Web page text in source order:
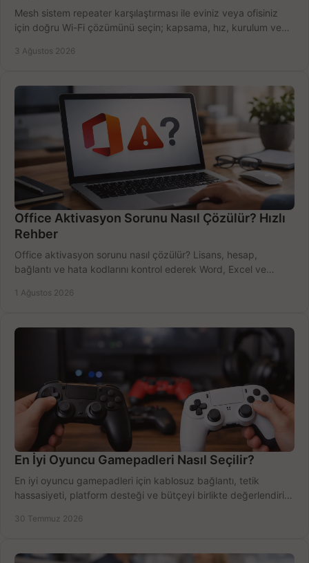
Mesh sistem repeater karşılaştırması ile eviniz veya ofisiniz
için doğru Wi-Fi çözümünü seçin; kapsama, hız, kurulum ve
3 Ağustos 2026
Office Aktivasyon Sorunu Nasıl Çözülür? Hızlı
Rehber
Office aktivasyon sorunu nasıl çözülür? Lisans, hesap,
bağlantı ve hata kodlarını kontrol ederek Word, Excel ve
1 Ağustos 2026
En İyi Oyuncu Gamepadleri Nasıl Seçilir?
En iyi oyuncu gamepadleri için kablosuz bağlantı, tetik
hassasiyeti, platform desteği ve bütçeyi birlikte değerlendirin;
30 Temmuz 2026